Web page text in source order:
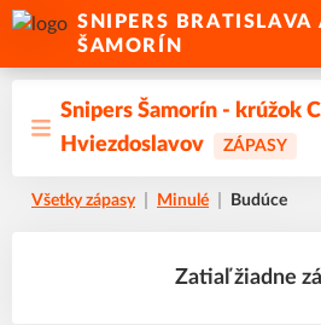
SNIPERS BRATISLAVA
ŠAMORÍN
Snipers Šamorín - krúžok
Hviezdoslavov
ZÁPASY
Všetky zápasy Minulé Budúce
Zatiaľ žiadne